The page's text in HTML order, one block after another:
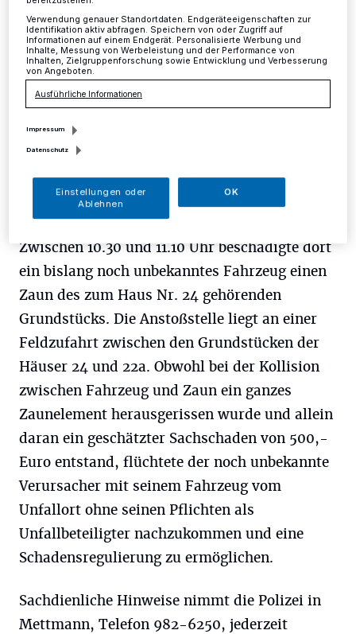
der Homberger Straße in Metzkausen eine
Verkehrsunfallflucht.
24.08.2018 , 14:09 Uhr
Zwischen 10.30 und 11.10 Uhr beschädigte dort
ein bislang noch unbekanntes Fahrzeug einen
Zaun des zum Haus Nr. 24 gehörenden
Grundstücks. Die Anstoßstelle liegt an einer
Feldzufahrt zwischen den Grundstücken der
Häuser 24 und 22a. Obwohl bei der Kollision
zwischen Fahrzeug und Zaun ein ganzes
Zaunelement herausgerissen wurde und allein
daran ein geschätzter Sachschaden von 500,-
Euro entstand, flüchtete der noch unbekannte
Verursacher mit seinem Fahrzeug vom
Unfallort ohne seinen Pflichten als
Unfallbeteiligter nachzukommen und eine
Schadensregulierung zu ermöglichen.
Sachdienliche Hinweise nimmt die Polizei in
Mettmann, Telefon 982-6250, jederzeit
Verwendung genauer Standortdaten. Endgeräteeigenschaften zur
Identifikation aktiv abfragen. Speichern von oder Zugriff auf
Informationen auf einem Endgerät. Personalisierte Werbung und
Inhalte, Messung von Werbeleistung und der Performance von
Inhalten, Zielgruppenforschung sowie Entwicklung und Verbesserung
von Angeboten.
Ausführliche Informationen
Impressum
Datenschutz
Einstellungen oder
Ablehnen
OK